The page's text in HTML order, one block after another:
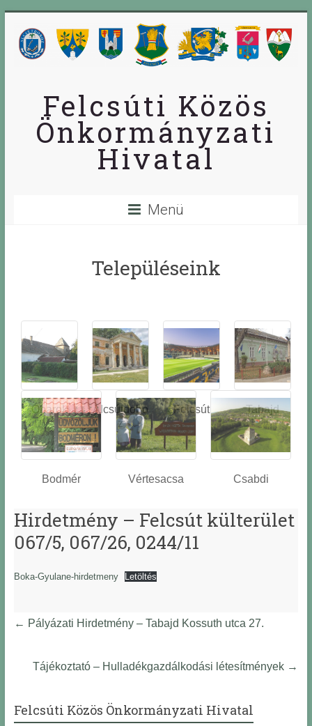
Felcsúti Közös
Önkormányzati
Hivatal
Menü
Településeink
Óbarok
Alcsútdobo
z
Felcsút Tabajd
Bodmér Vértesacsa Csabdi
Hirdetmény – Felcsút külterület
067/5, 067/26, 0244/11
Boka-Gyulane-hirdetmeny Letöltés
← Pályázati Hirdetmény – Tabajd Kossuth utca 27.
Tájékoztató – Hulladékgazdálkodási létesítmények →
Felcsúti Közös Önkormányzati Hivatal